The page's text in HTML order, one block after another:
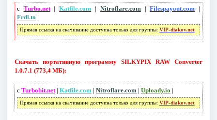
с Turbo.net|Katfile.com | Nitroflare.com |Filespayout.com |
Frdl.to |
Прямая ссылка на скачивание доступна только для группы: VIP-diakov.net
Скачать портативную программу SILKYPIX RAW Converter
1.0.7.1 (773,4 МБ):
с Turbobit.net| Katfile.com | Nitroflare.com | Uploady.io |
Прямая ссылка на скачивание доступна только для группы: VIP-diakov.net